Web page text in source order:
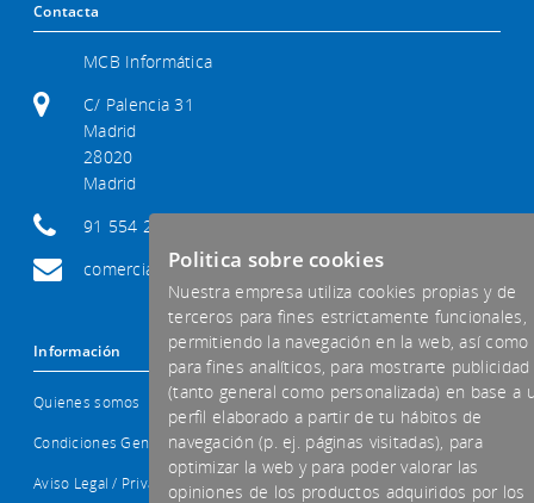
Contacta
MCB Informática
C/ Palencia 31
Madrid
28020
Madrid
91 554 29 92
comercial@mcb-informatica.com
Información
Quienes somos
Condiciones Generales
Aviso Legal / Privacidad
Politica sobre cookies
Nuestra empresa utiliza cookies propias y de
terceros para fines estrictamente funcionales,
permitiendo la navegación en la web, así como
para fines analíticos, para mostrarte publicidad
(tanto general como personalizada) en base a
perfil elaborado a partir de tu hábitos de
navegación (p. ej. páginas visitadas), para
optimizar la web y para poder valorar las
opiniones de los productos adquiridos por los